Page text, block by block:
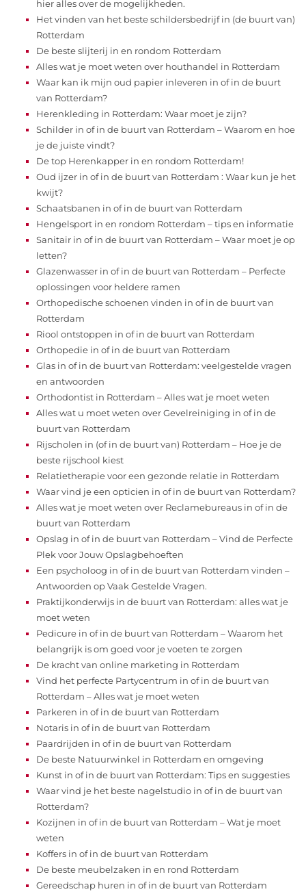
hier alles over de mogelijkheden.
Het vinden van het beste schildersbedrijf in (de buurt van)
Rotterdam
De beste slijterij in en rondom Rotterdam
Alles wat je moet weten over houthandel in Rotterdam
Waar kan ik mijn oud papier inleveren in of in de buurt
van Rotterdam?
Herenkleding in Rotterdam: Waar moet je zijn?
Schilder in of in de buurt van Rotterdam – Waarom en hoe
je de juiste vindt?
De top Herenkapper in en rondom Rotterdam!
Oud ijzer in of in de buurt van Rotterdam : Waar kun je het
kwijt?
Schaatsbanen in of in de buurt van Rotterdam
Hengelsport in en rondom Rotterdam – tips en informatie
Sanitair in of in de buurt van Rotterdam – Waar moet je op
letten?
Glazenwasser in of in de buurt van Rotterdam – Perfecte
oplossingen voor heldere ramen
Orthopedische schoenen vinden in of in de buurt van
Rotterdam
Riool ontstoppen in of in de buurt van Rotterdam
Orthopedie in of in de buurt van Rotterdam
Glas in of in de buurt van Rotterdam: veelgestelde vragen
en antwoorden
Orthodontist in Rotterdam – Alles wat je moet weten
Alles wat u moet weten over Gevelreiniging in of in de
buurt van Rotterdam
Rijscholen in (of in de buurt van) Rotterdam – Hoe je de
beste rijschool kiest
Relatietherapie voor een gezonde relatie in Rotterdam
Waar vind je een opticien in of in de buurt van Rotterdam?
Alles wat je moet weten over Reclamebureaus in of in de
buurt van Rotterdam
Opslag in of in de buurt van Rotterdam – Vind de Perfecte
Plek voor Jouw Opslagbehoeften
Een psycholoog in of in de buurt van Rotterdam vinden –
Antwoorden op Vaak Gestelde Vragen.
Praktijkonderwijs in de buurt van Rotterdam: alles wat je
moet weten
Pedicure in of in de buurt van Rotterdam – Waarom het
belangrijk is om goed voor je voeten te zorgen
De kracht van online marketing in Rotterdam
Vind het perfecte Partycentrum in of in de buurt van
Rotterdam – Alles wat je moet weten
Parkeren in of in de buurt van Rotterdam
Notaris in of in de buurt van Rotterdam
Paardrijden in of in de buurt van Rotterdam
De beste Natuurwinkel in Rotterdam en omgeving
Kunst in of in de buurt van Rotterdam: Tips en suggesties
Waar vind je het beste nagelstudio in of in de buurt van
Rotterdam?
Kozijnen in of in de buurt van Rotterdam – Wat je moet
weten
Koffers in of in de buurt van Rotterdam
De beste meubelzaken in en rond Rotterdam
Gereedschap huren in of in de buurt van Rotterdam